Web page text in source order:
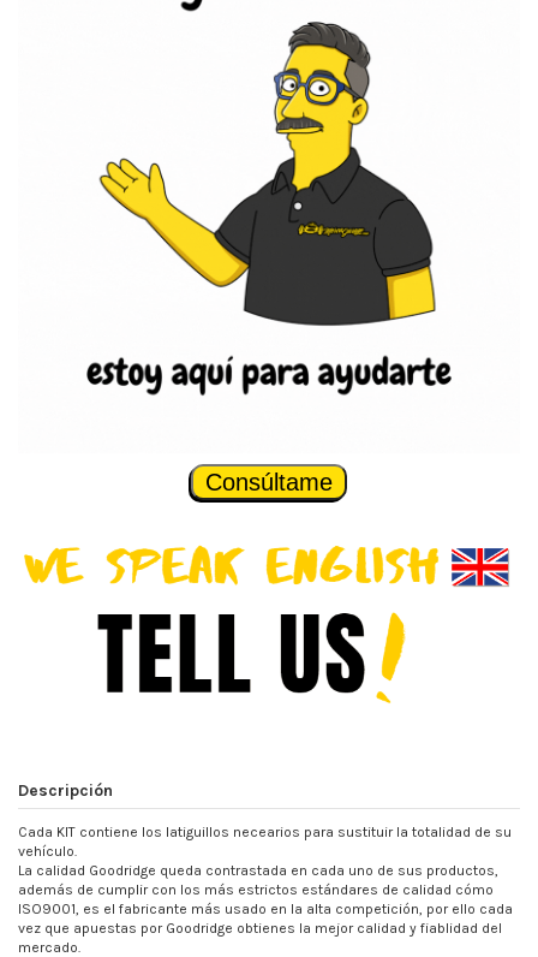
Consúltame
Descripción
Cada KIT contiene los latiguillos necearios para sustituir la totalidad de su
vehículo.
La calidad Goodridge queda contrastada en cada uno de sus productos,
además de cumplir con los más estrictos estándares de calidad cómo
ISO9001, es el fabricante más usado en la alta competición, por ello cada
vez que apuestas por Goodridge obtienes la mejor calidad y fiablidad del
mercado.